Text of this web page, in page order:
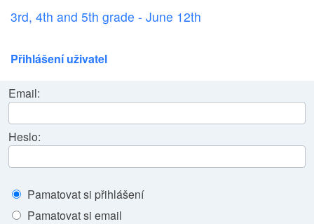
3rd, 4th and 5th grade - June 12th
Přihlášení uživatel
Email:
Heslo:
Pamatovat si přihlášení
Pamatovat si email